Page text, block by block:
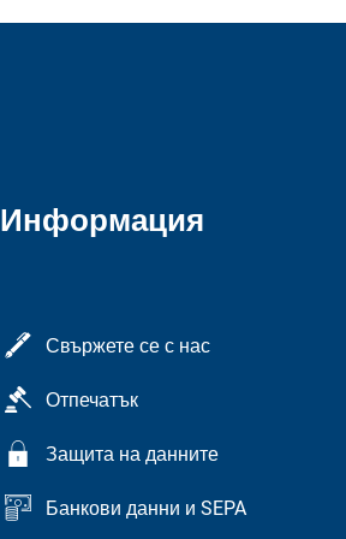
Информация
Свържете се с нас
Отпечатък
Защита на данните
Банкови данни и SEPA